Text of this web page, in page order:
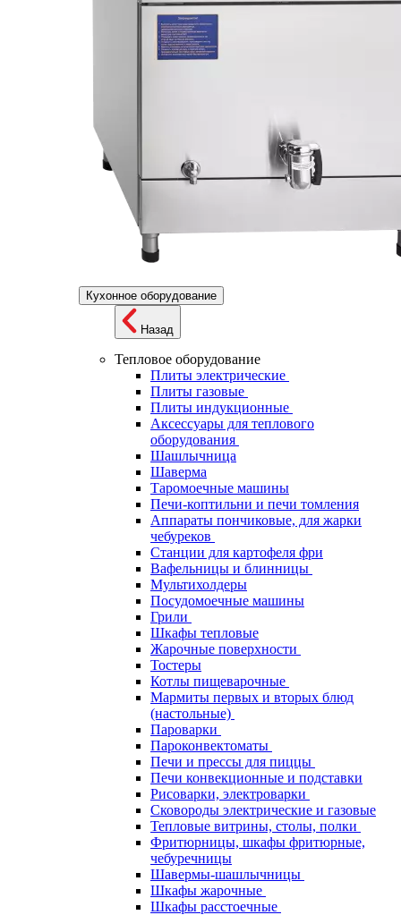
Кухонное оборудование
Назад
Тепловое оборудование
Плиты электрические
Плиты газовые
Плиты индукционные
Аксессуары для теплового
оборудования
Шашлычница
Шаверма
Таромоечные машины
Печи-коптильни и печи томления
Аппараты пончиковые, для жарки
чебуреков
Станции для картофеля фри
Вафельницы и блинницы
Мультихолдеры
Посудомоечные машины
Грили
Шкафы тепловые
Жарочные поверхности
Тостеры
Котлы пищеварочные
Мармиты первых и вторых блюд
(настольные)
Пароварки
Пароконвектоматы
Печи и прессы для пиццы
Печи конвекционные и подставки
Рисоварки, электроварки
Сковороды электрические и газовые
Тепловые витрины, столы, полки
Фритюрницы, шкафы фритюрные,
чебуречницы
Шавермы-шашлычницы
Шкафы жарочные
Шкафы расстоечные